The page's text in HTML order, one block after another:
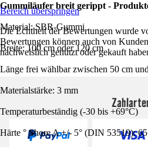
Gummiläufer breit gerippt -
Material: SBR-Gummi
Breite: 100 cm oder 120 cm
Länge frei wählbar zwischen 50 cm
Materialstärke: 3 mm
Temperaturbeständig (-30 bis +69°C)
Härte ° Shore A +/- 5° (DIN 53519): 65
Bereich überspringen
Die Echtheit der Bewertungen wurde
Bewertungen können auch von
nachweislich genutzt oder gekauft